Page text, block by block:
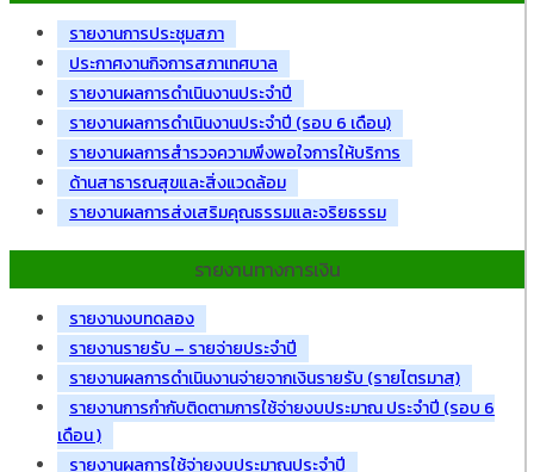
รายงานการประชุมสภา
ประกาศงานกิจการสภาเทศบาล
รายงานผลการดำเนินงานประจำปี
รายงานผลการดำเนินงานประจำปี (รอบ 6 เดือน)
รายงานผลการสำรวจความพึงพอใจการให้บริการ
ด้านสาธารณสุขและสิ่งแวดล้อม
รายงานผลการส่งเสริมคุณธรรมและจริยธรรม
รายงานทางการเงิน
รายงานงบทดลอง
รายงานรายรับ – รายจ่ายประจำปี
รายงานผลการดำเนินงานจ่ายจากเงินรายรับ (รายไตรมาส)
รายงานการกำกับติดตามการใช้จ่ายงบประมาณ ประจำปี (รอบ 6
เดือน )
รายงานผลการใช้จ่ายงบประมาณประจำปี